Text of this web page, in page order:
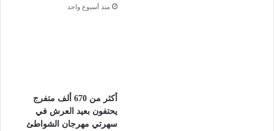
منذ أسبوع واحد
أكثر من 670 ألف متفرج
يحتفون بعيد العرش في
سهرتي مهرجان الشواطئ